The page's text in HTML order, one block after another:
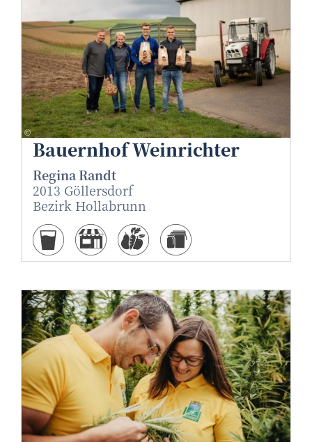
©Netzwerk Kulinarik/cloningcompany.at
Bauernhof Weinrichter
Regina Randt
2013 Göllersdorf
Bezirk Hollabrunn